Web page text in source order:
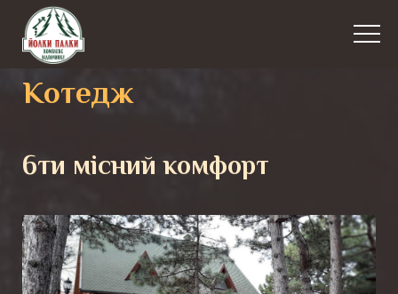
Котедж
6ти місний комфорт